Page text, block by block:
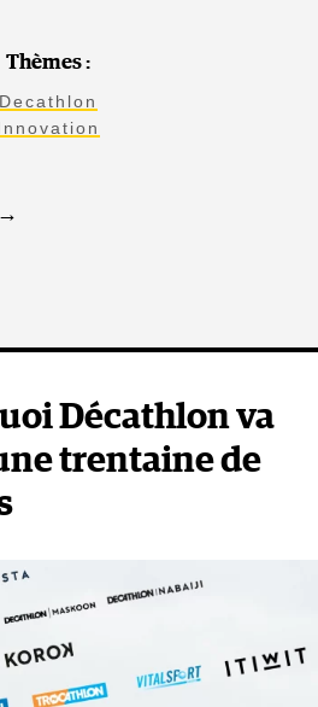
Thèmes :
Decathlon
Décathlon va
trentaine de